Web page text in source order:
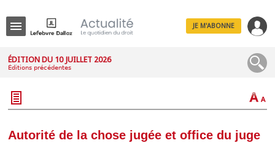
JE M'ABONNE
ÉDITION DU 10 JUILLET 2026
Éditions précédentes
Autorité de la chose jugée et office du juge